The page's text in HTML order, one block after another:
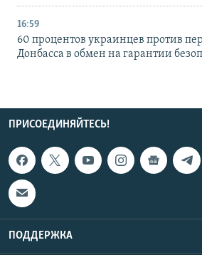
16:59
60 процентов украинцев против
Донбасса в обмен на гарантии
ПРИСОЕДИНЯЙТЕСЬ!
ПОДДЕРЖКА